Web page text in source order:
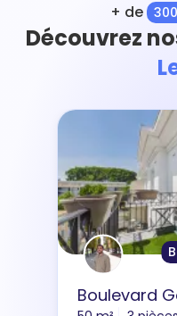
+ de
Découvrez
Boulevard